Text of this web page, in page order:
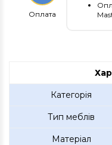
Оплата
Категорія
Тип меблів
Матеріал